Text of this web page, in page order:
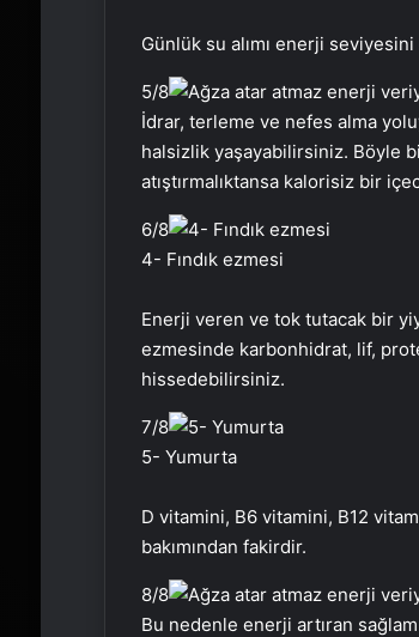
Günlük su alımı enerji
5/8
İdrar, terleme ve nefes alma
halsizlik yaşayabilirsiniz. Böyle
atıştırmalıktansa kalorisiz bir
6/8
4- Fındık ezmesi
Enerji veren ve tok tutacak bir
ezmesinde karbonhidrat, lif,
hissedebilirsiniz.
7/8
5- Yumurta
D vitamini, B6 vitamini, B12
bakımından fakirdir.
8/8
Bu nedenle enerji artıran